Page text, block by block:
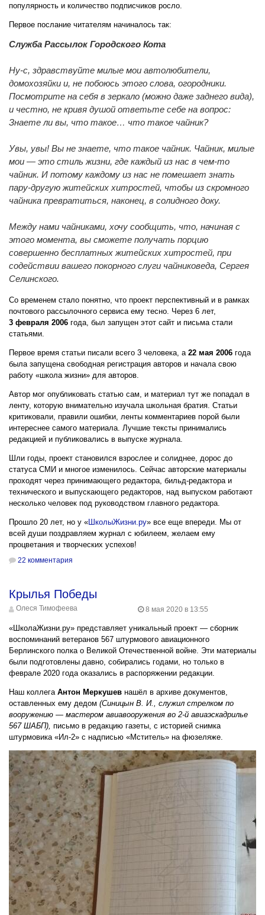
популярность и количество подписчиков росло.
Первое послание читателям начиналось так:
Служба Рассылок Городского Кота
Ну-с, здравствуйте милые мои автолюбители,
домохозяйки и, не побоюсь этого слова, огородники.
Посмотрите на себя в зеркало (можно даже заднего вида),
и честно, не кривя душой ответьте себе на вопрос:
Знаете ли вы, что такое… что такое чайник?
Увы, увы! Вы не знаете, что такое чайник. Чайник, милые
мои — это стиль жизни, где каждый из нас в чем-то
чайник. И потому каждому из нас не помешает знать
пару-другую житейских хитростей, чтобы из скромного
чайника превратиться, наконец, в солидного доку.
Между нами чайниками, хочу сообщить, что, начиная с
этого момента, вы сможете получать порцию
совершенно бесплатных житейских хитростей, при
содействии вашего покорного слуги чайниковеда, Сергея
Селинского.
Со временем стало понятно, что проект перспективный и в рамках
почтового рассылочного сервиса ему тесно. Через 6 лет,
3 февраля 2006 года, был запущен этот сайт и письма стали
статьями.
Первое время статьи писали всего 3 человека, а 22 мая 2006 года
была запущена свободная регистрация авторов и начала свою
работу «школа жизни» для авторов.
Автор мог опубликовать статью сам, и материал тут же попадал в
ленту, которую внимательно изучала школьная братия. Статьи
критиковали, правили ошибки, ленты комментариев порой были
интереснее самого материала. Лучшие тексты принимались
редакцией и публиковались в выпуске журнала.
Шли годы, проект становился взрослее и солиднее, дорос до
статуса СМИ и многое изменилось. Сейчас авторские материалы
проходят через принимающего редактора, бильд-редактора и
технического и выпускающего редакторов, над выпуском работают
несколько человек под руководством главного редактора.
Прошло 20 лет, но у « ШколыЖизни.ру» все еще впереди. Мы от
всей души поздравляем журнал с юбилеем, желаем ему
процветания и творческих успехов!
22 комментария
Крылья Победы
Олеся Тимофеева 8 мая 2020 в 13:55
«ШколаЖизни.ру» представляет уникальный проект — сборник
воспоминаний ветеранов 567 штурмового авиационного
Берлинского полка о Великой Отечественной войне. Эти материалы
были подготовлены давно, собирались годами, но только в
феврале 2020 года оказались в распоряжении редакции.
Наш коллега Антон Меркушев нашёл в архиве документов,
оставленных ему дедом (Синицын В. И., служил стрелком по
вооружению — мастером авиавооружения во 2-й авиаэскадрилье
567 ШАБП), письмо в редакцию газеты, с историей снимка
штурмовика «Ил-2» с надписью «Мститель» на фюзеляже.